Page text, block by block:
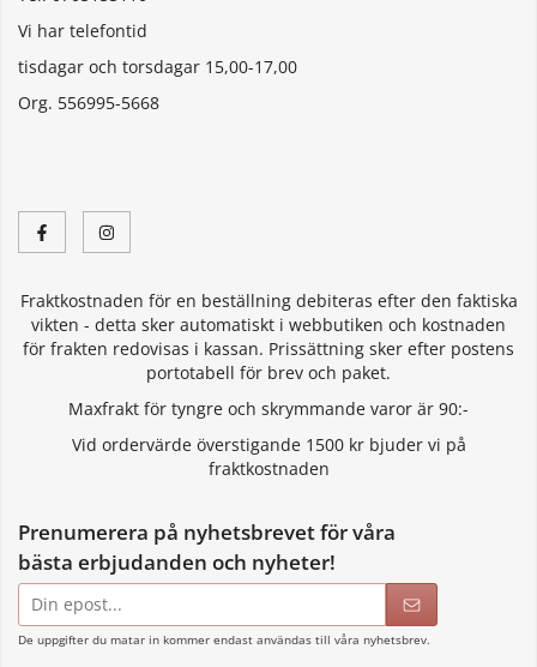
Vi har telefontid
tisdagar och torsdagar 15,00-17,00
Org. 556995-5668
Fraktkostnaden för en beställning debiteras efter den faktiska
vikten - detta sker automatiskt i webbutiken och kostnaden
för frakten redovisas i kassan. Prissättning sker efter postens
portotabell för brev och paket.
Maxfrakt för tyngre och skrymmande varor är 90:-
Vid ordervärde överstigande 1500 kr bjuder vi på
fraktkostnaden
Prenumerera på nyhetsbrevet för våra
bästa erbjudanden och nyheter!
postadress
De uppgifter du matar in kommer endast användas till våra nyhetsbrev.